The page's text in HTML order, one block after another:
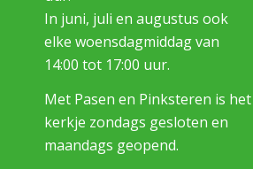
In juni, juli en augustus ook
elke woensdagmiddag van
14:00 tot 17:00 uur.
Met Pasen en Pinksteren is het
kerkje zondags gesloten en
maandags geopend.